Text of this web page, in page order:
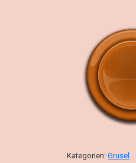
Kategorien:Grusel